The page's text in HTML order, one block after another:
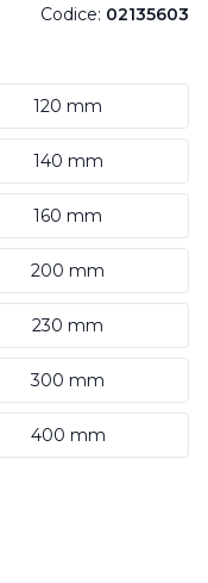
Codice: 02135603
120 mm
140 mm
160 mm
200 mm
230 mm
300 mm
400 mm